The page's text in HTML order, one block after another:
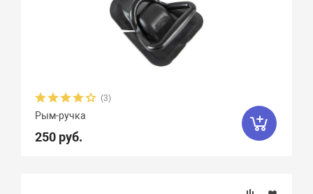
(3)
Рым-ручка
250 руб.